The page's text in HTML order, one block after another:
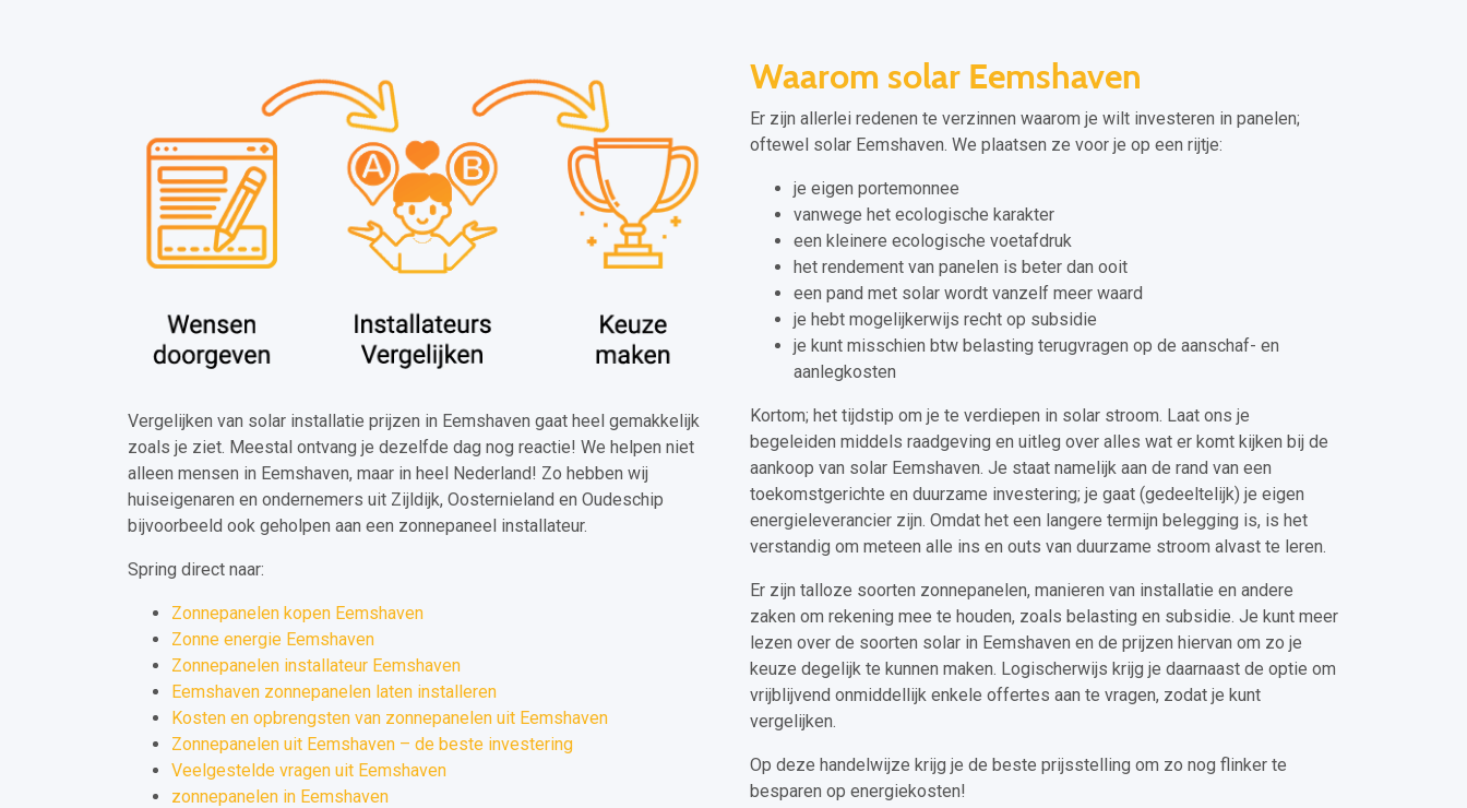
Vergelijken van solar installatie prijzen in Eemshaven gaat heel gemakkelijk
zoals je ziet. Meestal ontvang je dezelfde dag nog reactie! We helpen niet
alleen mensen in Eemshaven, maar in heel Nederland! Zo hebben wij
huiseigenaren en ondernemers uit Zijldijk, Oosternieland en Oudeschip
bijvoorbeeld ook geholpen aan een zonnepaneel installateur.
Spring direct naar:
Zonnepanelen kopen Eemshaven
Zonne energie Eemshaven
Zonnepanelen installateur Eemshaven
Eemshaven zonnepanelen laten installeren
Kosten en opbrengsten van zonnepanelen uit Eemshaven
Zonnepanelen uit Eemshaven – de beste investering
Veelgestelde vragen uit Eemshaven
zonnepanelen in Eemshaven
Waarom solar Eemshaven
Er zijn allerlei redenen te verzinnen waarom je wilt investeren in panelen;
oftewel solar Eemshaven. We plaatsen ze voor je op een rijtje:
je eigen portemonnee
vanwege het ecologische karakter
een kleinere ecologische voetafdruk
het rendement van panelen is beter dan ooit
een pand met solar wordt vanzelf meer waard
je hebt mogelijkerwijs recht op subsidie
je kunt misschien btw belasting terugvragen op de aanschaf- en
aanlegkosten
Kortom; het tijdstip om je te verdiepen in solar stroom. Laat ons je
begeleiden middels raadgeving en uitleg over alles wat er komt kijken bij de
aankoop van solar Eemshaven. Je staat namelijk aan de rand van een
toekomstgerichte en duurzame investering; je gaat (gedeeltelijk) je eigen
energieleverancier zijn. Omdat het een langere termijn belegging is, is het
verstandig om meteen alle ins en outs van duurzame stroom alvast te leren.
Er zijn talloze soorten zonnepanelen, manieren van installatie en andere
zaken om rekening mee te houden, zoals belasting en subsidie. Je kunt meer
lezen over de soorten solar in Eemshaven en de prijzen hiervan om zo je
keuze degelijk te kunnen maken. Logischerwijs krijg je daarnaast de optie om
vrijblijvend onmiddellijk enkele offertes aan te vragen, zodat je kunt
vergelijken.
Op deze handelwijze krijg je de beste prijsstelling om zo nog flinker te
besparen op energiekosten!